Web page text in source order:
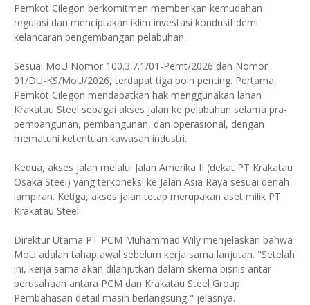
Pemkot Cilegon berkomitmen memberikan kemudahan
regulasi dan menciptakan iklim investasi kondusif demi
kelancaran pengembangan pelabuhan.
Sesuai MoU Nomor 100.3.7.1/01-Pemt/2026 dan Nomor
01/DU-KS/MoU/2026, terdapat tiga poin penting. Pertama,
Pemkot Cilegon mendapatkan hak menggunakan lahan
Krakatau Steel sebagai akses jalan ke pelabuhan selama pra-
pembangunan, pembangunan, dan operasional, dengan
mematuhi ketentuan kawasan industri.
Kedua, akses jalan melalui Jalan Amerika II (dekat PT Krakatau
Osaka Steel) yang terkoneksi ke Jalan Asia Raya sesuai denah
lampiran. Ketiga, akses jalan tetap merupakan aset milik PT
Krakatau Steel.
Direktur Utama PT PCM Muhammad Wily menjelaskan bahwa
MoU adalah tahap awal sebelum kerja sama lanjutan. "Setelah
ini, kerja sama akan dilanjutkan dalam skema bisnis antar
perusahaan antara PCM dan Krakatau Steel Group.
Pembahasan detail masih berlangsung," jelasnya.